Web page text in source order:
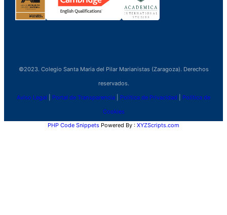
©2023. Colegio Santa Maria del Pilar Marianistas (Zaragoza). Derechos
reservados.
Aviso Legal Portal de Transparencia Política de Privacidad Política de
Cookies
PHP Code Snippets Powered By : XYZScripts.com